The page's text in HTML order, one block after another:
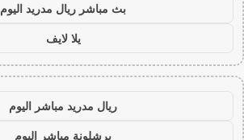
بث مباشر ريال مدريد اليوم
يلا لايف
ريال مدريد مباشر اليوم
برشلونة مباشر اليوم